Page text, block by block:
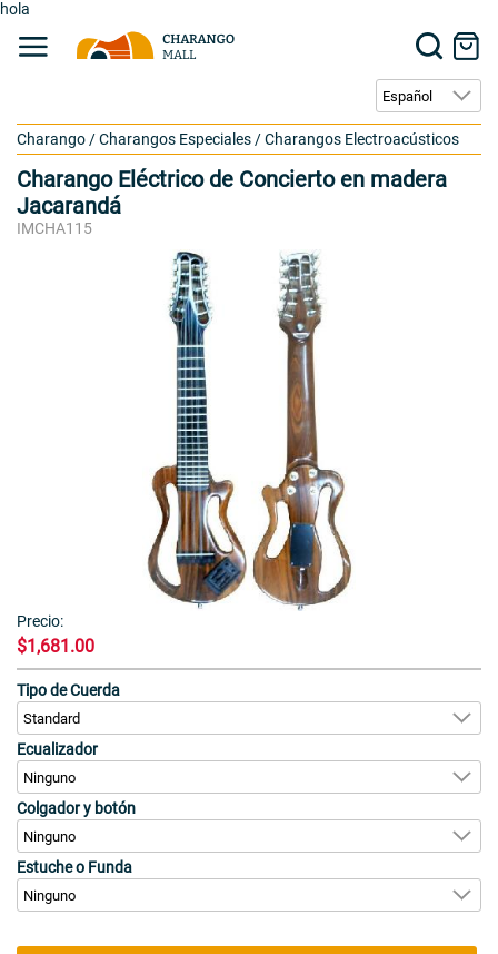
hola
Charango /Charangos Especiales /Charangos Electroacústicos
Charango Eléctrico de Concierto en madera
Jacarandá
IMCHA115
Precio:
$1,681.00
Tipo de Cuerda
Ecualizador
Colgador y botón
Estuche o Funda